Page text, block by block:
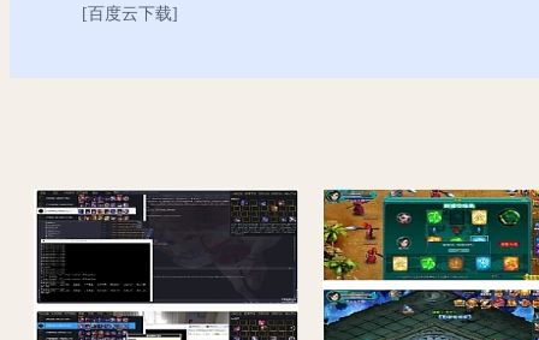
[ 百度云下载]